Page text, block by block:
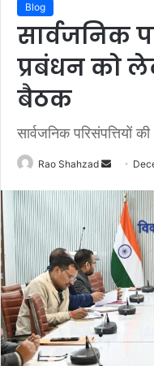
Blog
सार्वजनिक
प्रबंधन को
बैठक
सार्वजनिक परिसंपत्तियों
Rao Shahzad
Send
email